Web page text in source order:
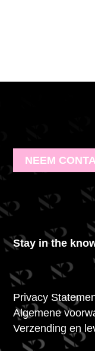
NEEM
Stay in the
Privacy
Algemene
Verzending en